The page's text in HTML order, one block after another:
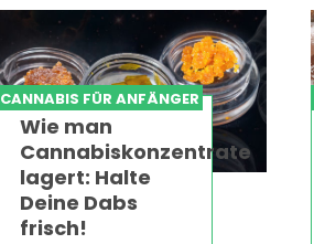
CANNABIS FÜR ANFÄNGER
Wie man
Cannabiskonzentrate
lagert: Halte
Deine Dabs
frisch!